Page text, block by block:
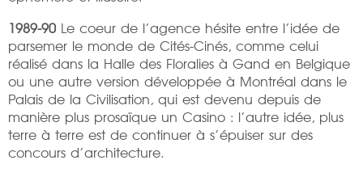
1989-90 Le coeur de l’agence hésite entre l’idée de
parsemer le monde de Cités-Cinés, comme celui
réalisé dans la Halle des Floralies à Gand en Belgique
ou une autre version développée à Montréal dans le
Palais de la Civilisation, qui est devenu depuis de
manière plus prosaïque un Casino : l’autre idée, plus
terre à terre est de continuer à s’épuiser sur des
concours d’architecture.